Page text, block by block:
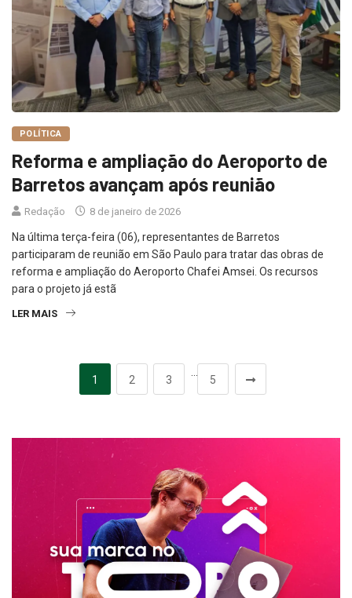
POLÍTICA
Reforma e ampliação do Aeroporto de
Barretos avançam após reunião
Redação 8 de janeiro de 2026
Na última terça-feira (06), representantes de Barretos
participaram de reunião em São Paulo para tratar das obras de
reforma e ampliação do Aeroporto Chafei Amsei. Os recursos
para o projeto já estã
LER MAIS
1 2 3 5